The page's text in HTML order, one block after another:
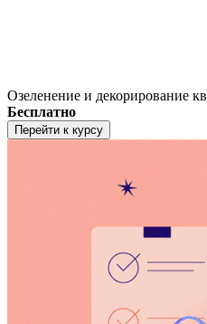
Озеленение и декорирование
Бесплатно
Перейти к курсу